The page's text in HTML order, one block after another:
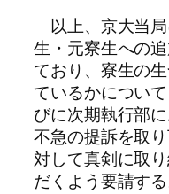
以上、京大当
生・元寮生への
ており、寮生の
ているかについ
びに次期執行部
不急の提訴を取
対して真剣に取
だくよう要請する